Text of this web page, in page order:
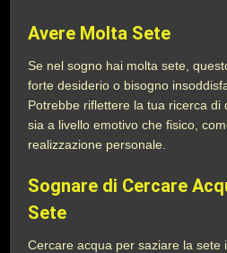
Avere Molta Sete
Se nel sogno hai molta sete,
forte desiderio o bisogno
Potrebbe riflettere la tua ricerca di
sia a livello emotivo che fisico,
realizzazione personale.
Sognare di Cercare
Sete
Cercare acqua per saziare la sete